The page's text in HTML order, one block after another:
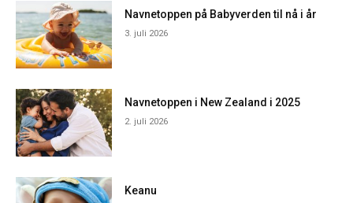
Navnetoppen på Babyverden til nå i år
3. juli 2026
Navnetoppen i New Zealand i 2025
2. juli 2026
Keanu